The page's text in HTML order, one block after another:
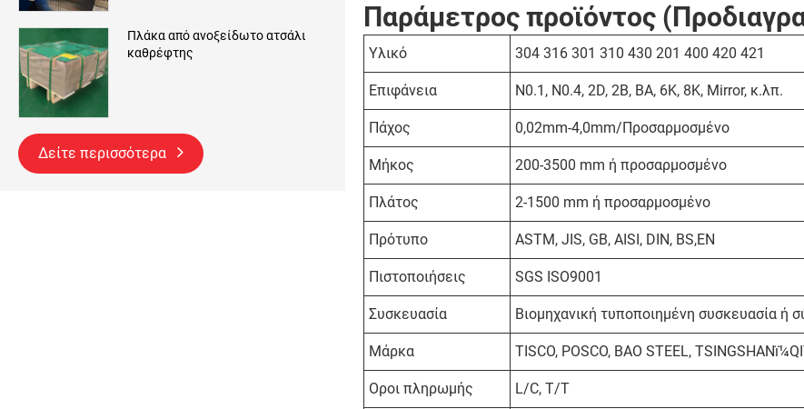
Πλάκα από ανοξείδωτο ατσάλι
καθρέφτης
Δείτε περισσότερα
Παράμετρος προϊόντος
Υλικό 304 316 301 310 430 201 400 420 421
Επιφάνεια N0.1, N0.4, 2D, 2B, BA, 6K, 8K, Mirror, κ.λπ.
Πάχος 0,02mm-4,0mm/Προσαρμοσμένο
Μήκος 200-3500 mm ή προσαρμοσμένο
Πλάτος 2-1500 mm ή προσαρμοσμένο
Πρότυπο ASTM, JIS, GB, AISI, DIN, BS,EN
Πιστοποιήσεις SGS ISO9001
Συσκευασία Βιομηχανική τυποποιημένη συσκευασία ή
Μάρκα TISCO, POSCO, BAO STEEL,
Οροι πληρωμής L/C, T/T